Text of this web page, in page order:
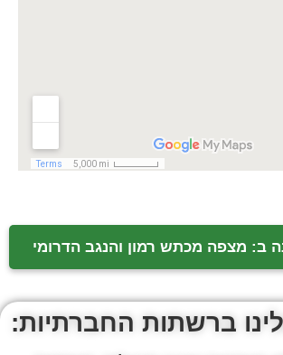
ב: מצפה מכתש רמון והנגב הדרומי
ברשתות החברתיות: